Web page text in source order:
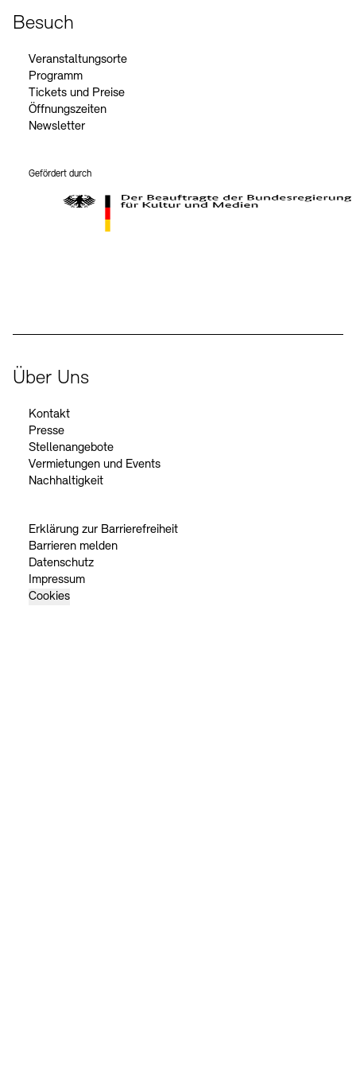
Besuch
Veranstaltungsorte
Programm
Tickets und Preise
Öffnungszeiten
Newsletter
Gefördert durch
Über Uns
Kontakt
Presse
Stellenangebote
Vermietungen und Events
Nachhaltigkeit
Erklärung zur Barrierefreiheit
Barrieren melden
Datenschutz
Impressum
Cookies